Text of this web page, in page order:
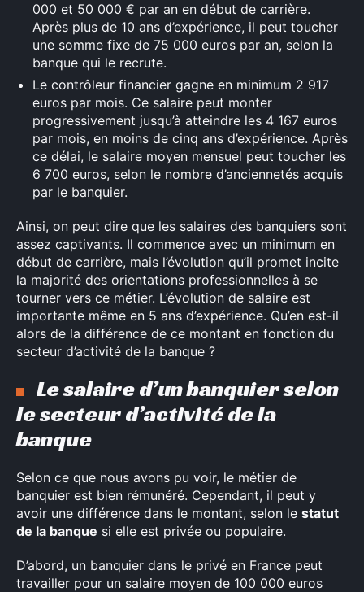
000 et 50 000 € par an en début de carrière.
Après plus de 10 ans d’expérience, il peut toucher
une somme fixe de 75 000 euros par an, selon la
banque qui le recrute.
Le contrôleur financier gagne en minimum 2 917
euros par mois. Ce salaire peut monter
progressivement jusqu’à atteindre les 4 167 euros
par mois, en moins de cinq ans d’expérience. Après
ce délai, le salaire moyen mensuel peut toucher les
6 700 euros, selon le nombre d’anciennetés acquis
par le banquier.
Ainsi, on peut dire que les salaires des banquiers sont
assez captivants. Il commence avec un minimum en
début de carrière, mais l’évolution qu’il promet incite
la majorité des orientations professionnelles à se
tourner vers ce métier. L’évolution de salaire est
importante même en 5 ans d’expérience. Qu’en est-il
alors de la différence de ce montant en fonction du
secteur d’activité de la banque ?
Le salaire d’un banquier selon
le secteur d’activité de la
banque
Selon ce que nous avons pu voir, le métier de
banquier est bien rémunéré. Cependant, il peut y
avoir une différence dans le montant, selon le statut
de la banque si elle est privée ou populaire.
D’abord, un banquier dans le privé en France peut
travailler pour un salaire moyen de 100 000 euros